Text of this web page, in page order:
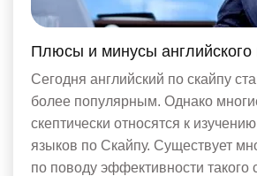
Плюсы и минусы английского
Сегодня английский по скайпу
более популярным. Однако
скептически относятся к
языков по Скайпу. Существует
по поводу эффективности такого